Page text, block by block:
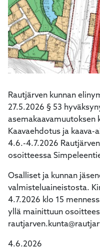
kosketus-
ja
pyyhkäisyliikkeitä.
Rautjärven kunnan
27.5.2026 § 53
asemakaavamuutoksen
Kaavaehdotus ja
4.6.-4.7.2026
osoitteessa
Osalliset ja kunnan
valmisteluaineistosta.
4.7.2026 klo 15
yllä mainittuun
4.6.2026